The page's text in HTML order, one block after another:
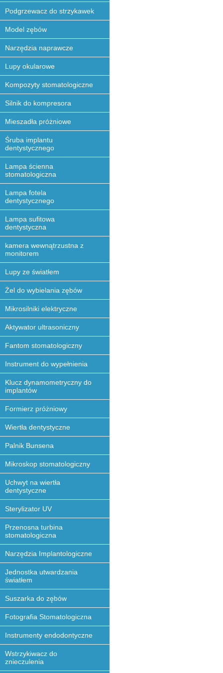
Podgrzewacz do strzykawek
Model zębów
Narzędzia naprawcze
Lupy okularowe
Kompozyty stomatologiczne
Silnik do kompresora
Mieszadła próżniowe
Śruba implantu
dentystycznego
Lampa ścienna
stomatologiczna
Lampa fotela
dentystycznego
Lampa sufitowa
dentystyczna
kamera wewnątrzustna z
monitorem
Lupy ze światłem
Żel do wybielania zębów
Mikrosilniki elektryczne
Aktywator ultrasoniczny
Fantom stomatologiczny
Instrument do wypełnienia
Klucz dynamometryczny do
implantów
Formierz próżniowy
Wiertła dentystyczne
Palnik Bunsena
Mikroskop stomatologiczny
Uchwyt na wiertła
dentystyczne
Sterylizator UV
Przenosna turbina
stomatologiczna
Narzędzia Implantologiczne
Jednostka utwardzania
światłem
Suszarka do zębów
Fotografia Stomatologiczna
Instrumenty endodontyczne
Wstrzykiwacz do
znieczulenia